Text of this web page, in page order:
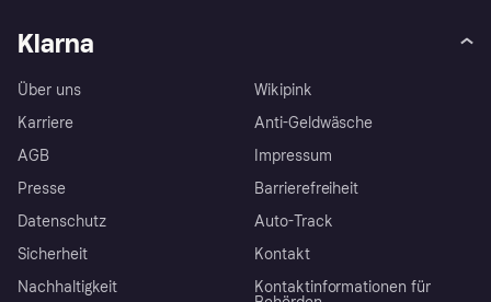
Klarna
Über uns
Karriere
AGB
Presse
Datenschutz
Sicherheit
Nachhaltigkeit
Wikipink
Anti-Geldwäsche
Impressum
Barrierefreiheit
Auto-Track
Kontakt
Kontaktinformationen für